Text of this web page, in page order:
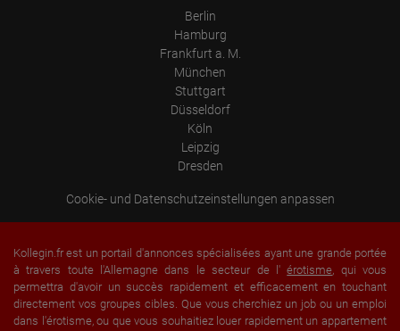
Berlin
Hamburg
Frankfurt a. M.
München
Stuttgart
Düsseldorf
Köln
Leipzig
Dresden
Cookie- und Datenschutzeinstellungen anpassen
Kollegin.fr est un portail d'annonces spécialisées ayant une grande portée
à travers toute l'Allemagne dans le secteur de l'érotisme, qui vous
permettra d'avoir un succès rapidement et efficacement en touchant
directement vos groupes cibles. Que vous cherchiez un job ou un emploi
dans l'érotisme, ou que vous souhaitiez louer rapidement un appartement